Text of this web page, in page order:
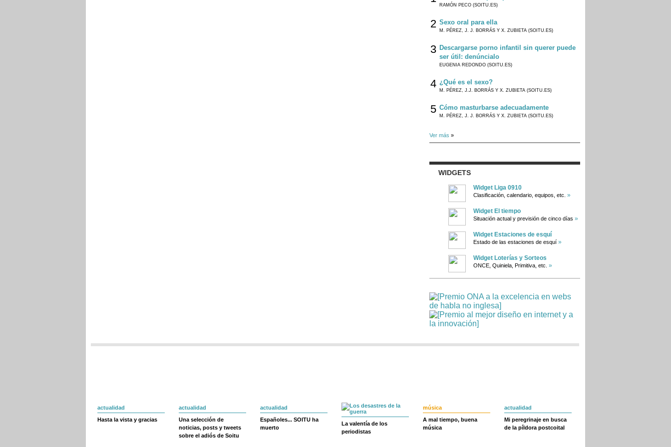
RAMÓN PECO (SOITU.ES)
2 Sexo oral para ella
M. PÉREZ, J. J. BORRÁS Y X. ZUBIETA (SOITU.ES)
3 Descargarse porno infantil sin querer puede
ser útil: denúncialo
EUGENIA REDONDO (SOITU.ES)
4 ¿Qué es el sexo?
M. PÉREZ, J.J. BORRÁS Y X. ZUBIETA (SOITU.ES)
5 Cómo masturbarse adecuadamente
M. PÉREZ, J. J. BORRÁS Y X. ZUBIETA (SOITU.ES)
Ver más »
WIDGETS
Widget Liga 0910
Clasificación, calendario, equipos, etc. »
Widget El tiempo
Situación actual y previsión de cinco días »
Widget Estaciones de esquí
Estado de las estaciones de esquí »
Widget Loterías y Sorteos
ONCE, Quiniela, Primitiva, etc. »
actualidad
Hasta la vista y gracias
actualidad
Una selección de
noticias, posts y tweets
sobre el adiós de Soitu
actualidad
Españoles... SOITU ha
muerto
La valentía de los
periodistas
música
A mal tiempo, buena
música
actualidad
Mi peregrinaje en busca
de la píldora postcoital